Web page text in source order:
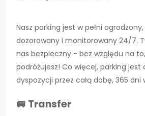
Nasz parking jest w pełni
dozorowany i monitorowany 24/7.
nas bezpieczny - bez względu na
podróżujesz! Co więcej, parking jest
dyspozycji przez całą dobę, 365 dni
🚐 Transfer